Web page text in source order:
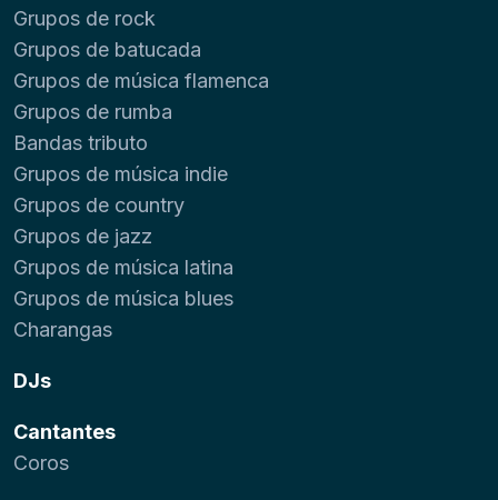
Grupos de rock
Grupos de batucada
Grupos de música flamenca
Grupos de rumba
Bandas tributo
Grupos de música indie
Grupos de country
Grupos de jazz
Grupos de música latina
Grupos de música blues
Charangas
DJs
Cantantes
Coros